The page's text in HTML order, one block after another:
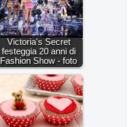
Victoria's Secret
festeggia 20 anni di
Fashion Show - foto